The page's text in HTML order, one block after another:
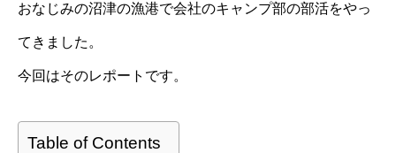
おなじみの沼津の漁港で会社のキャンプ部の部活をやっ
てきました。
今回はそのレポートです。
Table of Contents